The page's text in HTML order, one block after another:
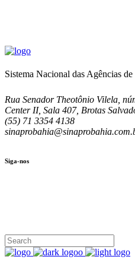
Sistema Nacional das Agências
Rua Senador Theotônio Vilela,
Center II, Sala 407, Brotas
(55) 71 3354 4138
Siga-nos